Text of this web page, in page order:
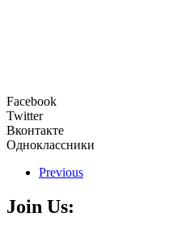
Facebook
Twitter
Вконтакте
Одноклассники
Previous
Join Us: